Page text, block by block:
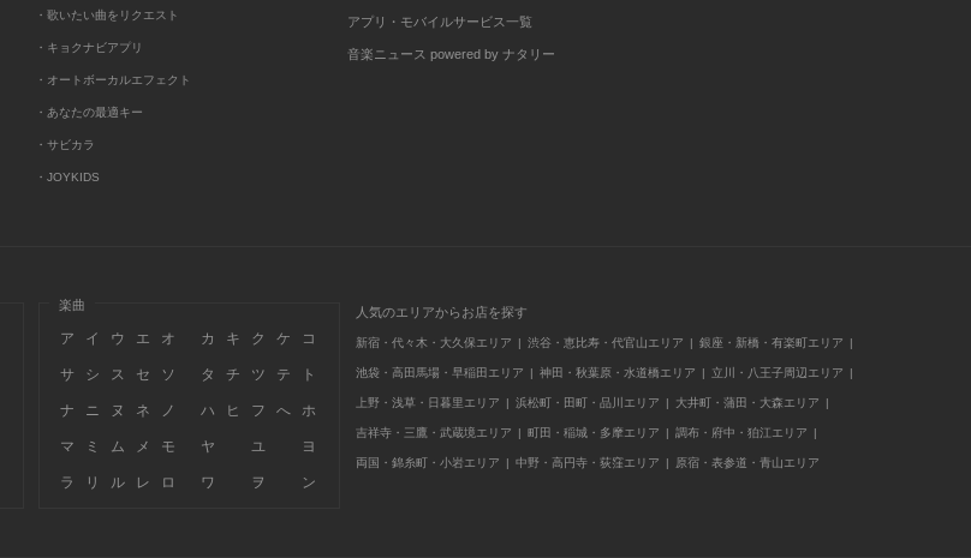
・歌いたい曲をリクエスト
・キョクナビアプリ
・オートボーカルエフェクト
・あなたの最適キー
・サビカラ
・JOYKIDS
アプリ・モバイルサービス一覧
音楽ニュース powered by ナタリー
楽曲
ア イ ウ エ オ カ キ ク ケ コ
サ シ ス セ ソ タ チ ツ テ ト
ナ ニ ヌ ネ ノ ハ ヒ フ へ ホ
マ ミ ム メ モ ヤ ユ ヨ
ラ リ ル レ ロ ワ ヲ ン
人気のエリアからお店を探す
新宿・代々木・大久保エリア 渋谷・恵比寿・代官山エリア 銀座・新橋・有楽町エリア
池袋・高田馬場・早稲田エリア 神田・秋葉原・水道橋エリア 立川・八王子周辺エリア
上野・浅草・日暮里エリア 浜松町・田町・品川エリア 大井町・蒲田・大森エリア
吉祥寺・三鷹・武蔵境エリア 町田・稲城・多摩エリア 調布・府中・狛江エリア
両国・錦糸町・小岩エリア 中野・高円寺・荻窪エリア 原宿・表参道・青山エリア